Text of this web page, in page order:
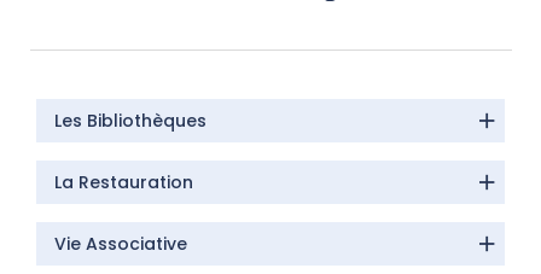
Les Bibliothèques
La Restauration
Vie Associative